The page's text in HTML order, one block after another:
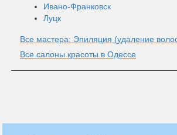
Ивано-Франковск
Луцк
Все мастера: Эпиляция (удаление
Все салоны красоты в Одессе